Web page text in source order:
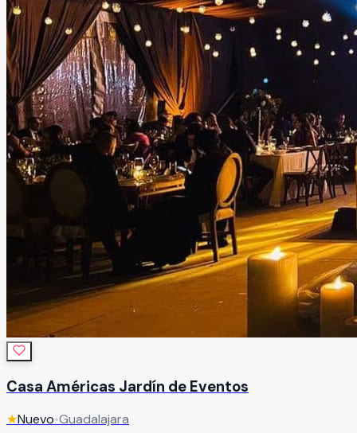
Casa Américas Jardín de Eventos
★Nuevo•Guadalajara